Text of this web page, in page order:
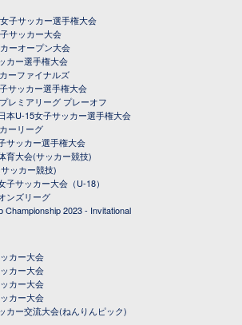
子サッカー選手権大会
サッカー大会
ーオープン大会
カー選手権大会
ーファイナルズ
サッカー選手権大会
レミアリーグ プレーオフ
本U-15女子サッカー選手権大会
ーリーグ
サッカー選手権大会
育大会(サッカー競技)
ッカー競技)
子サッカー大会（U-18）
ンズリーグ
Championship 2023 - Invitational
カー大会
カー大会
カー大会
カー大会
カー交流大会(ねんりんピック)